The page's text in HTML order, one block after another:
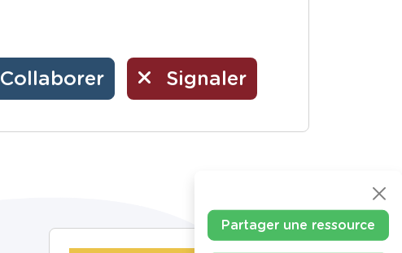
Collaborer Signaler
Partager une ressource